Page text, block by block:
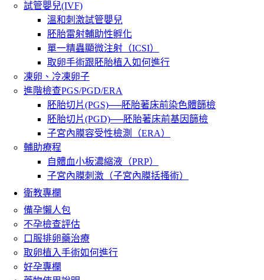
試管嬰兒(IVF)
溫和刺激試管嬰兒
胚胎雷射輔助性孵化
單一精蟲顯微注射（ICSI）
取卵手術跟胚胎植入如何進行
凍卵、冷凍卵子
進階檢查PGS/PGD/ERA
胚胎切片(PGS)──胚胎著床前染色體篩檢
胚胎切片(PGD)──胚胎著床前基因篩檢
子宮內膜容受性檢測（ERA）
輔助療程
自體血小板濃縮液（PRP）
子宮內膜刺激（子宮內膜括搔術）
衛教專欄
備孕懶人包
不孕檢查評估
口服排卵藥治療
取卵植入手術如何進行
好孕專欄